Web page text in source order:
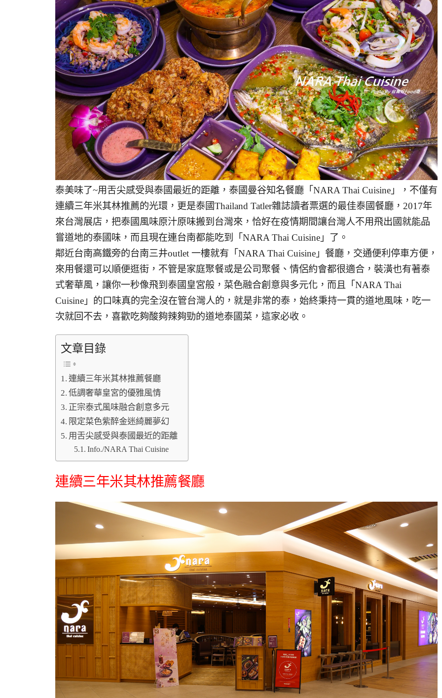
泰美味了~用舌尖感受與泰國最近的距離，泰國曼谷知名餐廳「NARA Thai Cuisine」，不僅有
連續三年米其林推薦的光環，更是泰國Thailand Tatler雜誌讀者票選的最佳泰國餐廳，2017年
來台灣展店，把泰國風味原汁原味搬到台灣來，恰好在疫情期間讓台灣人不用飛出國就能品
嘗道地的泰國味，而且現在連台南都能吃到「NARA Thai Cuisine」了。
鄰近台南高鐵旁的台南三井outlet 一樓就有「NARA Thai Cuisine」餐廳，交通便利停車方便，
來用餐還可以順便逛街，不管是家庭聚餐或是公司聚餐、情侶約會都很適合，裝潢也有著泰
式奢華風，讓你一秒像飛到泰國皇宮般，菜色融合創意與多元化，而且「NARA Thai
Cuisine」的口味真的完全沒在管台灣人的，就是非常的泰，始終秉持一貫的道地風味，吃一
次就回不去，喜歡吃夠酸夠辣夠勁的道地泰國菜，這家必收。
文章目錄
連續三年米其林推薦餐廳
低調奢華皇宮的優雅風情
正宗泰式風味融合創意多元
限定菜色紫醉金迷綺麗夢幻
用舌尖感受與泰國最近的距離
Info./NARA Thai Cuisine
連續三年米其林推薦餐廳